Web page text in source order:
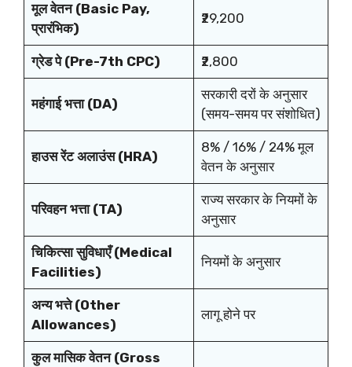
मूल वेतन (Basic Pay,
प्रारंभिक)
₹29,200
ग्रेड पे (Pre-7th CPC) ₹2,800
महंगाई भत्ता (DA)
सरकारी दरों के अनुसार
(समय-समय पर संशोधित)
हाउस रेंट अलाउंस (HRA)
8% / 16% / 24% मूल
वेतन के अनुसार
परिवहन भत्ता (TA)
राज्य सरकार के नियमों के
अनुसार
चिकित्सा सुविधाएँ (Medical
Facilities)
नियमों के अनुसार
अन्य भत्ते (Other
Allowances)
लागू होने पर
कुल मासिक वेतन (Gross